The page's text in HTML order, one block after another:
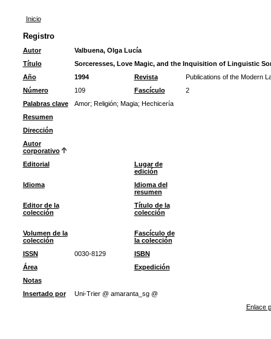
Inicio
Registro
Autor
Valbuena, Olga Lucía
Título
Sorceresses, Love Magic, and the Inquisition of Linguistic
Año
1994 Revista
Publications of the Modern
Número
109 Fascículo
2
Palabras clave
Amor; Religión; Magia; Hechicería
Resumen
Dirección
Autor
corporativo
Editorial
Lugar de
edición
Idioma
Idioma del
resumen
Editor de la
colección
Título de la
colección
Volumen de la
colección
Fascículo de
la colección
ISSN
0030-8129
ISBN
Área
Expedición
Notas
Insertado por
Uni-Trier @ amaranta_sg @
Enlace